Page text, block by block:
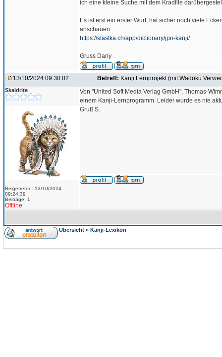
ich eine kleine Suche mit dem Kradfile
Es ist erst ein erster Wurf, hat sicher noch viele
anschauen:
https://stastka.ch/app/dictionary/jpn-kanji/
Gruss Dany
13/10/2024 09:30:02 Betreff: Kanji Lernprojekt (mit Wadoku
Skaidrite
Beigetreten: 13/10/2024
09:24:39
Beiträge: 1
Offline
Von "United Soft Media Verlag GmbH", Thomas-
einem Kanji-Lernprogramm. Leider wurde es nie
Gruß S.
Übersicht » Kanji-Lexikon